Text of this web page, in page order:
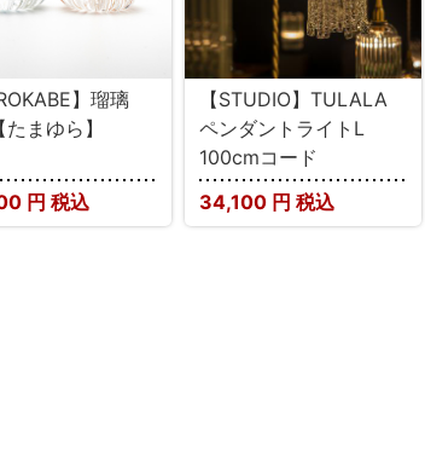
】瑠璃
まゆら】
円 税込
【STUDIO】TULALA
ペンダントライトL
100cmコード
34,100 円 税込